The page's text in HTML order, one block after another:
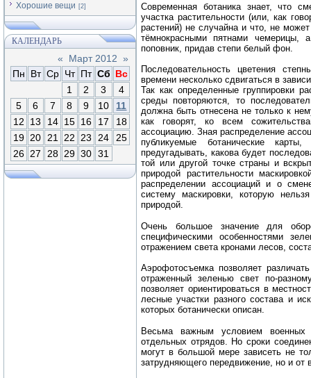
Хорошие вещи [2]
КАЛЕНДАРЬ
« Март 2012 »
Пн
Вт Ср Чт Пт Сб Вс
1
2 3
4
5
6 7 8 9 10
11
12
13 14 15 16 17
18
19 20 21 22 23 24
25
26 27 28 29 30 31
Современная ботаника знает, что
участка растительности (или, как
растений) не случайна и что, не
тёмнокрасными пятнами
поповник, придав степи белый фон.
Последовательность цветения
времени несколько сдвигаться в
Так как определенные группировки
среды повторяются, то
должна быть отнесена не только к
как говорят, ко всем
ассоциацию. Зная распределение
публикуемые ботанические
предугадывать, какова будет
той или другой точке страны и
природой растительности
распределении ассоциаций и о
систему маскировки, которую
природой.
Очень большое значение для
специфическими особенностями
отражением света кронами лесов,
Аэрофотосъемка позволяет
отраженный зеленью свет по-
позволяет ориентироваться в
лесные участки разного состава и
которых ботанически описан.
Весьма важным условием военных
отдельных отрядов. Но сроки
могут в большой мере зависеть не
затрудняющего передвижение, но и от